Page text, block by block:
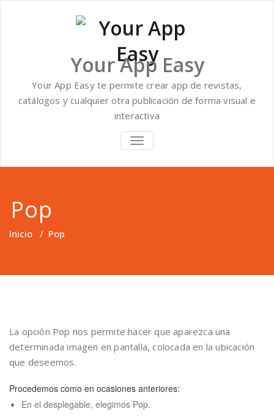
Your App Easy
Your App Easy te permite crear app de revistas,
catálogos y cualquier otra publicación de forma visual e
interactiva
ALTERNAR
NAVEGACIÓN
Pop
Inicio / Pop
La opción Pop nos permite hacer que aparezca una
determinada imagen en pantalla, colocada en la ubicación
que deseemos.
Procedemos como en ocasiones anteriores:
En el desplegable, elegimos Pop.